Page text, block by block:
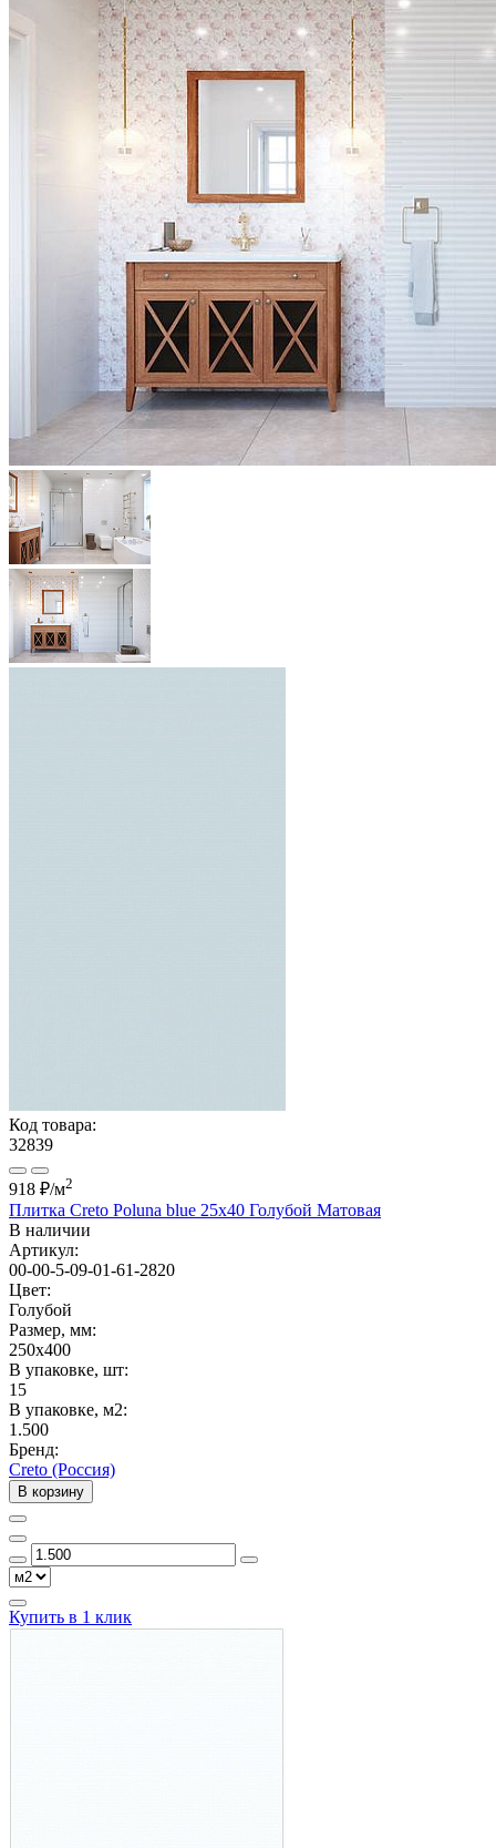
Код товара:
32839
918 ₽/м2
Плитка Creto Poluna blue 25x40 Голубой Матовая
В наличии
Артикул:
00-00-5-09-01-61-2820
Цвет:
Голубой
Размер, мм:
250x400
В упаковке, шт:
15
В упаковке, м2:
1.500
Бренд:
Creto (Россия)
В корзину
Купить в 1 клик